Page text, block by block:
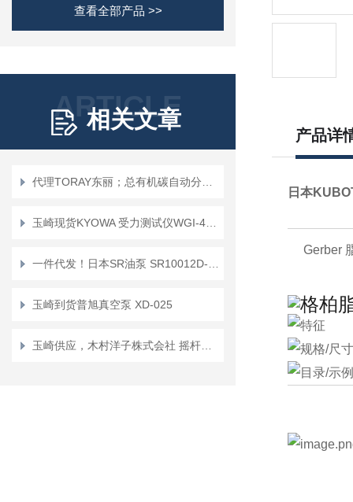
查看全部产品 >>
ARTICLE
相关文章
玉崎到货普旭真空泵 XD-025
产品详
日本
Gerber